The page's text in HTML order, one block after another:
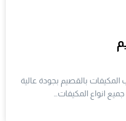
بالقصيم بجودة عالية
انواع المكيفات…